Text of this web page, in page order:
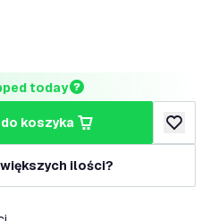
today
do koszyka
dodaj
ilości?